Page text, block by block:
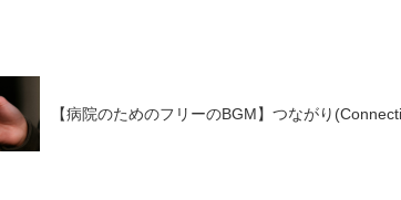
【病院のためのフリーのBGM】つながり